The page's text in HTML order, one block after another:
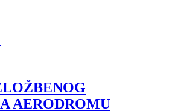
AERODROMU